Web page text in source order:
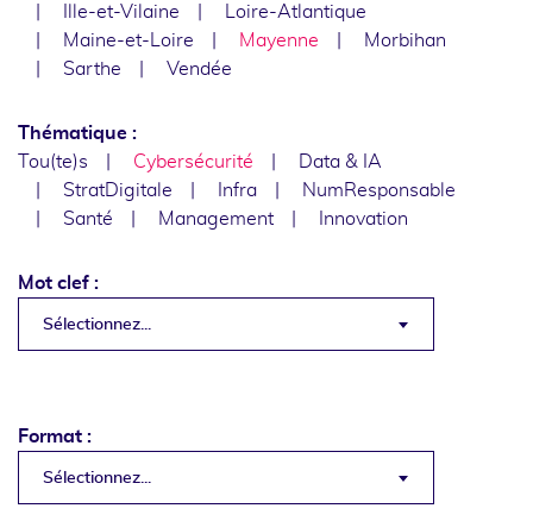
Ille-et-Vilaine
Loire-Atlantique
Maine-et-Loire
Mayenne
Morbihan
Sarthe
Vendée
Thématique :
Tou(te)s
Cybersécurité
Data & IA
StratDigitale
Infra
NumResponsable
Santé
Management Innovation
Mot clef :
Sélectionnez...
Format :
Sélectionnez...